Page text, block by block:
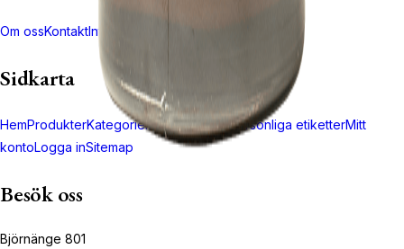
Om ossKontaktIntegritetspolicy Returpolicy
Sidkarta
HemProdukterKategorierÅterförsäljarePersonliga etiketterMitt
kontoLogga inSitemap
Besök oss
Björnänge 801